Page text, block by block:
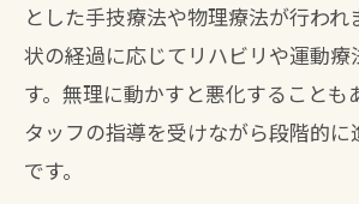
法
接骨院通院時に知っておき
の流れ
健康保険と自賠責の違い
とした手技療法や物理療法が行われ
状の経過に応じてリハビリや運動療
す。無理に動かすと悪化することも
タッフの指導を受けながら段階的
です。